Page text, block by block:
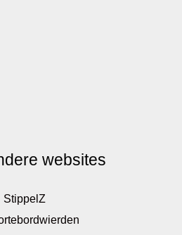
websites
StippelZ